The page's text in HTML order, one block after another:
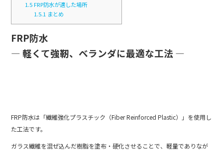
1.5FRP防水が適した場所
1.5.1まとめ
FRP防水
― 軽くて強靭、ベランダに最適な工法 ―
FRP防水は「繊維強化プラスチック（Fiber Reinforced Plastic）」を使用し
た工法です。
ガラス繊維を混ぜ込んだ樹脂を塗布・硬化させることで、軽量でありなが